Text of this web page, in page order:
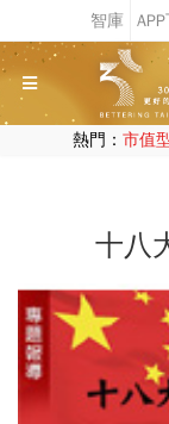
熱門： 市值
十八